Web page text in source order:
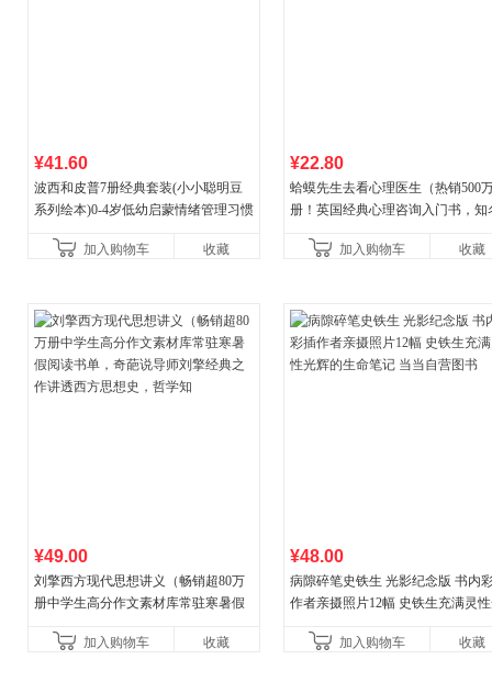
¥41.60
波西和皮普7册经典套装(小小聪明豆
系列绘本)0-4岁低幼启蒙情绪管理习惯
养好品质，发现快
加入购物车 收藏
¥22.80
蛤蟆先生去看心理医生（热销500
册！英国经典心理咨询入门书，知
加入购物车
收藏
¥49.00
刘擎西方现代思想讲义（畅销超80万
册中学生高分作文素材库常驻寒暑假
讲透西方思想史，哲学知
加入购物车 收藏
¥48.00
病隙碎笔史铁生 光影纪念版 书内
作者亲摄照片12幅 史铁生充满灵
加入购物车
收藏